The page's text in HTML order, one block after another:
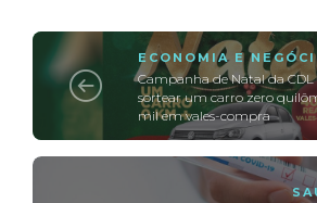
ECONOMIA E
Campanha de Natal da
sortear um carro zero
mil em vales-compra